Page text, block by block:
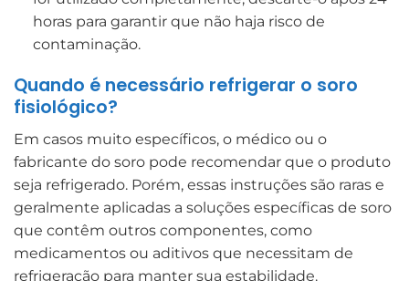
horas para garantir que não haja risco de
contaminação.
Quando é necessário refrigerar o soro
fisiológico?
Em casos muito específicos, o médico ou o
fabricante do soro pode recomendar que o produto
seja refrigerado. Porém, essas instruções são raras e
geralmente aplicadas a soluções específicas de soro
que contêm outros componentes, como
medicamentos ou aditivos que necessitam de
refrigeração para manter sua estabilidade.